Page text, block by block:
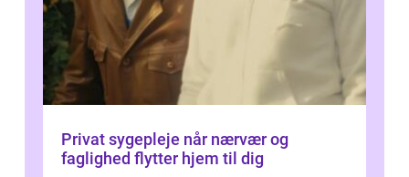
Privat sygepleje når nærvær og
faglighed flytter hjem til dig